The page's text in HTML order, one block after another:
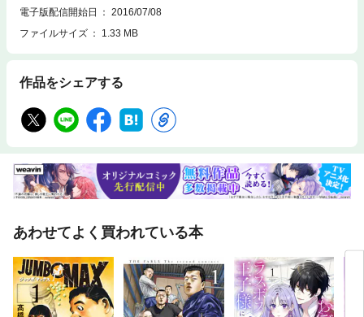
電子版配信開始日
2016/07/08
ファイルサイズ
1.33 MB
作品をシェアする
あわせてよく買われている本